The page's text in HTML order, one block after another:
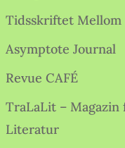
Tidsskriftet Mellom
Asymptote Journal
Revue CAFÉ
TraLaLit –
Literatur